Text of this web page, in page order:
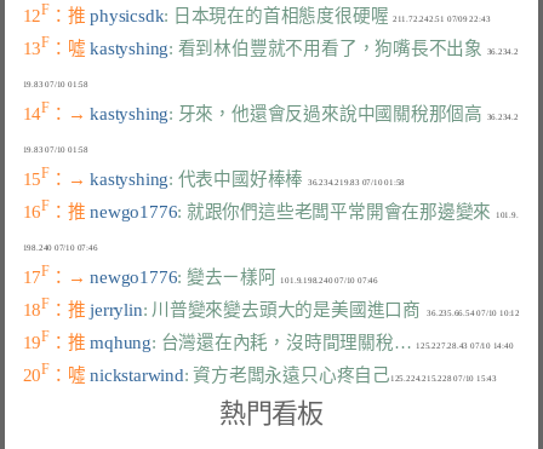
12F ：推 physicsdk: 日本現在的首相態度很硬喔
  211.72.242.51 07/09 22:43
13F ：噓 kastyshing: 看到林伯豐就不用看了，狗嘴長不出象
  36.234.2
19.83 07/10 01:58
14F ：→ kastyshing: 牙來，他還會反過來說中國關稅那個高
  36.234.2
19.83 07/10 01:58
15F ：→ kastyshing: 代表中國好棒棒
16F ：推 newgo1776: 就跟你們這些老闆平常開會在那邊變來
  101.9.
198.240 07/10 07:46
17F ：→ newgo1776: 變去ㄧ樣阿
  101.9.198.240 07/10 07:46
18F ：推 jerrylin: 川普變來變去頭大的是美國進口商
19F ：推 mqhung: 台灣還在內耗，沒時間理關稅…
  125.227.28.43 07/10 14:40
20F ：噓 nickstarwind: 資方老闆永遠只心疼自己 125.224.215.228 07/10 15:43
熱門看板